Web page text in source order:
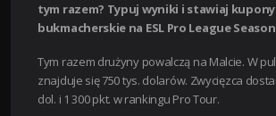
tym razem? Typuj wyniki i stawiaj kupony
bukmacherskie na ESL Pro League Season
Tym razem drużyny powalczą na Malcie. W
znajduje się 750 tys. dolarów. Zwycięzca
dol. i 1 300 pkt. w rankingu Pro Tour.